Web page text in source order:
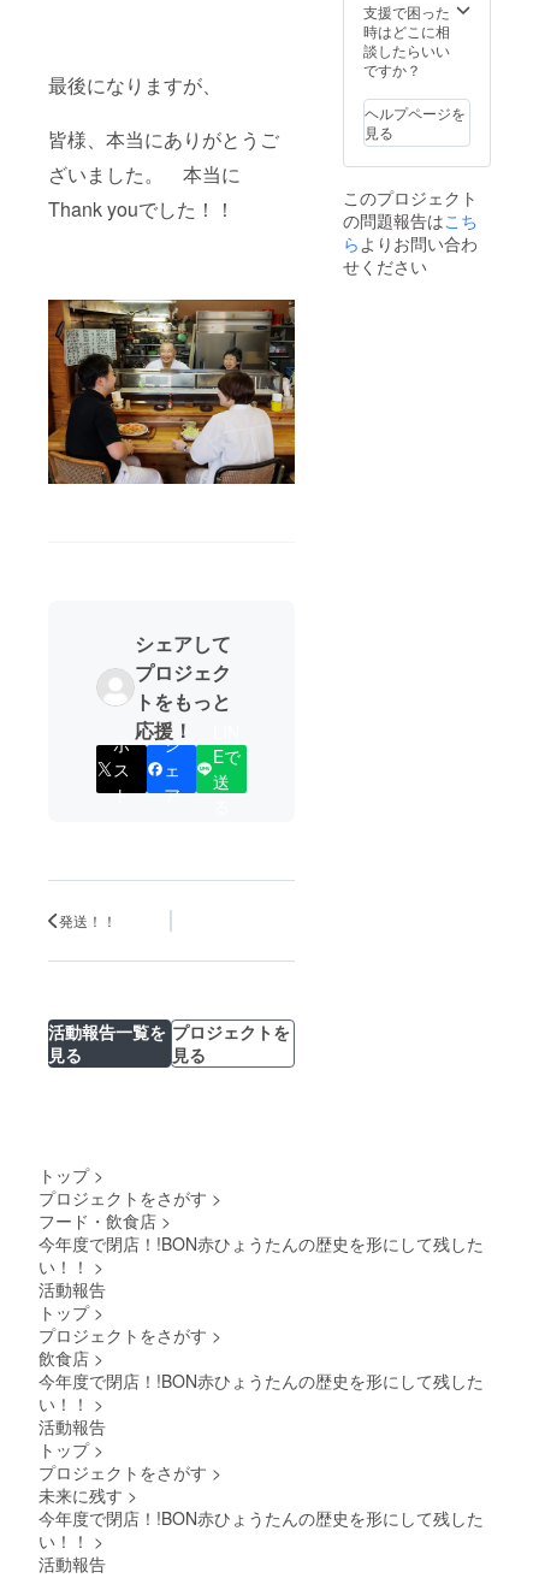
最後になりますが、
皆様、本当にありがとうご
ざいました。 本当に
Thank youでした！！
シェアして
プロジェク
トをもっと
応援！
ポ
ス
ト
シ
ェ
ア
Eで
送
発送！！
活動報告一覧を
見る
プロジェクトを
見る
送スケジュール
につきまして
も、前後する可
能性ありますの
い。
支援で困った
時はどこに相
談したらいい
ですか？
ヘルプページを
見る
このプロジェクト
の問題報告はこち
らよりお問い合わ
せください
トップ >
プロジェクトをさがす >
フード・飲食店 >
今年度で閉店！!BON赤ひょうたんの歴史を形にして残した
い！！ >
活動報告
トップ >
プロジェクトをさがす >
飲食店 >
今年度で閉店！!BON赤ひょうたんの歴史を形にして残した
い！！ >
活動報告
トップ >
プロジェクトをさがす >
未来に残す >
今年度で閉店！!BON赤ひょうたんの歴史を形にして残した
い！！ >
活動報告